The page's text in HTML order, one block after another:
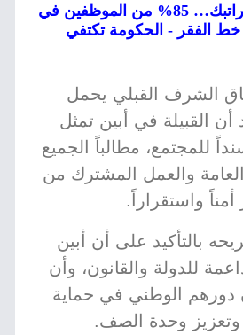
عاجل: الغلاء يلتهم راتبك… 85% من الموظفين في
الفقر - الحكومة تكتفي
الشرف القبلي يحمل
القبيلة في أبين تمثل
للمجتمع، مطالباً الجميع
والعمل المشترك من
واستقراراً.
بالتأكيد على أن أبين
للدولة والقانون، وأن
دورهم الوطني في حماية
وتعزيز وحدة الصف.